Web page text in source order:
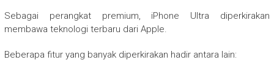
Sebagai perangkat premium, iPhone Ultra diperkirakan
membawa teknologi terbaru dari Apple.
Beberapa fitur yang banyak diperkirakan hadir antara lain: